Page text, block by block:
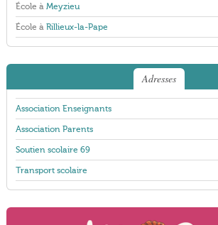
École à Meyzieu
École à Rillieux-la-Pape
Adresses
Association Enseignants
Association Parents
Soutien scolaire 69
Transport scolaire